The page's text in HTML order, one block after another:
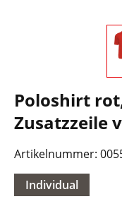
Poloshirt
Zusatzzeile
Artikelnummer:
Individual